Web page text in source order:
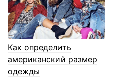
Как определить
американский размер
одежды